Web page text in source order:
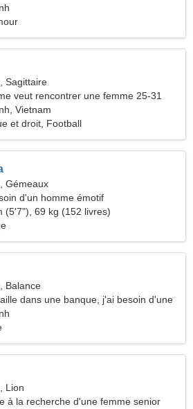
Sagittaire
veut rencontrer une femme 25-31
Vietnam
et droit, Football
Gémeaux
d'un homme émotif
(5'7"), 69 kg (152 livres)
Balance
dans une banque, j'ai besoin d'une
Lion
à la recherche d'une femme senior